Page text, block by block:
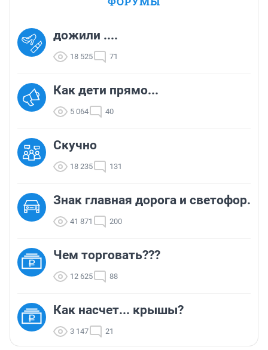
дожили ....
18 525 71
Как дети прямо...
5 064 40
Скучно
18 235 131
Знак главная дорога и светофор.
41 871 200
Чем торговать???
12 625 88
Как насчет... крышы?
3 147 21